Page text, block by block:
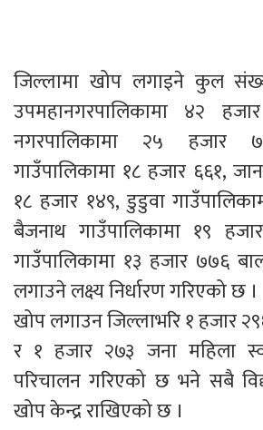
जिल्लामा खोप लगाइने कुल
उपमहानगरपालिकामा ४२
नगरपालिकामा २५ हजार
गाउँपालिकामा १८ हजार ६६१,
१८ हजार १४९, डुडुवा
बैजनाथ गाउँपालिकामा १९
गाउँपालिकामा १३ हजार ७७६
लगाउने लक्ष्य निर्धारण गरिएको छ ।
खोप लगाउन जिल्लाभरि १ हजार
र १ हजार २७३ जना महिला
परिचालन गरिएको छ भने सबै
खोप केन्द्र राखिएको छ ।